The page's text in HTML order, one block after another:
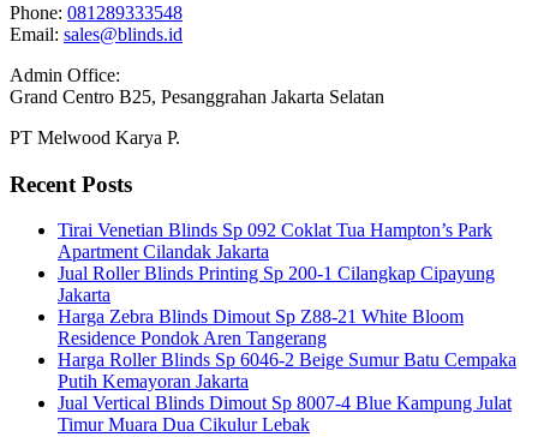
Phone: 081289333548
Email: sales@blinds.id
Admin Office:
Grand Centro B25, Pesanggrahan Jakarta Selatan
PT Melwood Karya P.
Recent Posts
Tirai Venetian Blinds Sp 092 Coklat Tua Hampton’s Park
Apartment Cilandak Jakarta
Jual Roller Blinds Printing Sp 200-1 Cilangkap Cipayung
Jakarta
Harga Zebra Blinds Dimout Sp Z88-21 White Bloom
Residence Pondok Aren Tangerang
Harga Roller Blinds Sp 6046-2 Beige Sumur Batu Cempaka
Putih Kemayoran Jakarta
Jual Vertical Blinds Dimout Sp 8007-4 Blue Kampung Julat
Timur Muara Dua Cikulur Lebak